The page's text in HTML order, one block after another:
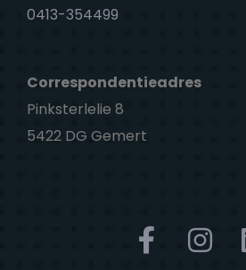
0413-354499
Correspondentieadres
Pinksterlelie 8
5422 DG Gemert